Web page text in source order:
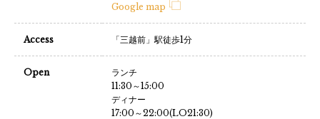
Google map
Access 「三越前」駅徒歩1分
Open
ランチ
11:30～15:00
ディナー
17:00～22:00(LO21:30)